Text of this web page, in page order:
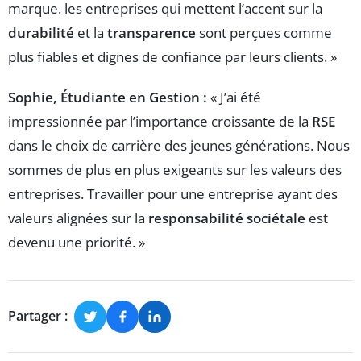
marque. les entreprises qui mettent l’accent sur la
durabilité et la transparence sont perçues comme
plus fiables et dignes de confiance par leurs clients. »
Sophie, Étudiante en Gestion : « J’ai été
impressionnée par l’importance croissante de la RSE
dans le choix de carrière des jeunes générations. Nous
sommes de plus en plus exigeants sur les valeurs des
entreprises. Travailler pour une entreprise ayant des
valeurs alignées sur la responsabilité sociétale est
devenu une priorité. »
Partager :